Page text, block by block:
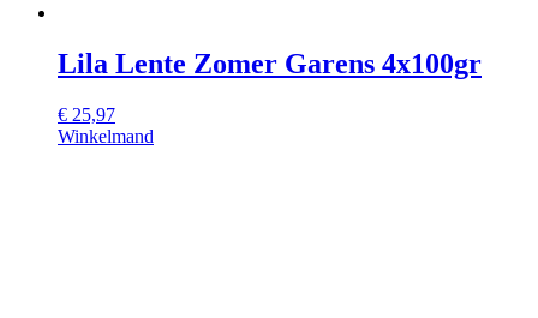
Lila Lente Zomer Garens 4x100gr
€ 25,97
Winkelmand